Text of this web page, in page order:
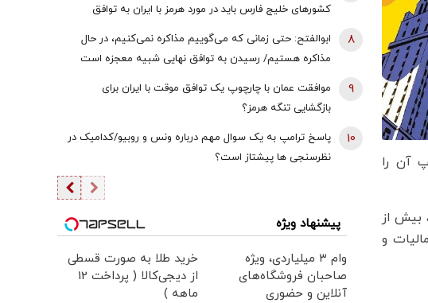
آن را
بیش از
و
کشورهای خلیج فارس باید در مورد هرمز با ایران به توافق
برسند | اعراب در مخمصهِ ترامپ گرفتار شده‌اند
ابوالفتح: حتی زمانی که می‌گوییم مذاکره نمی‌کنیم، در حال
مذاکره هستیم/ رسیدن به توافق نهایی شبیه معجزه است
8
موافقت عمان با چارچوپ یک توافق موقت با ایران برای
بازگشایی تنگه هرمز؟
9
پاسخ ترامپ به یک سوال مهم درباره ونس و روبیو/کدامیک در
نظرسنجی ها پیشتاز است؟
10
پیشنهاد ویژه
وام ۳ میلیاردی، ویژه
صاحبان فروشگاه‌های
آنلاین و حضوری
خرید طلا به صورت قسطی
از دیجی‌کالا ( پرداخت 12
ماهه )